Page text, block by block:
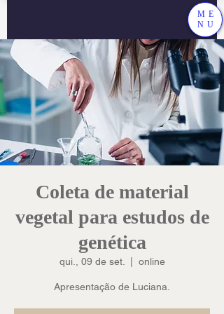
ME
NU
Coleta de material
vegetal para estudos de
genética
qui., 09 de set. online
Apresentação de Luciana.